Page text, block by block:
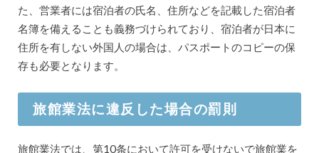
た、営業者には宿泊者の氏名、住所などを記載した宿泊者
名簿を備えることも義務づけられており、宿泊者が日本に
住所を有しない外国人の場合は、パスポートのコピーの保
存も必要となります。
旅館業法に違反した場合の罰則
旅館業法では、第10条において許可を受けないで旅館業を